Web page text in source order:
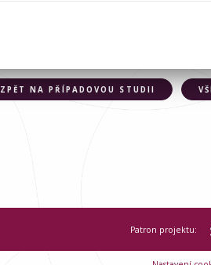
ZPĚT NA PŘÍPADOVOU STUDII
Patron projektu: